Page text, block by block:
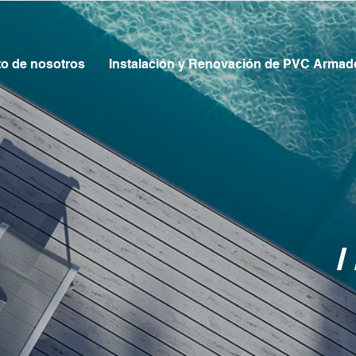
de nosotros Instalación y Renovación de PVC